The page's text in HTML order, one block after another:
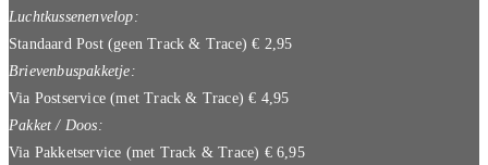
Luchtkussenenvelop:
Standaard Post (geen Track & Trace) € 2,95
Brievenbuspakketje:
Via Postservice (met Track & Trace) € 4,95
Pakket / Doos:
Via Pakketservice (met Track & Trace) € 6,95